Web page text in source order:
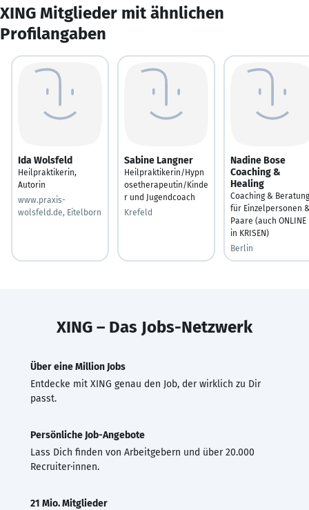
XING Mitglieder mit ähnlichen
Profilangaben
Ida Wolsfeld
Heilpraktikerin,
Autorin
www.praxis-
wolsfeld.de, Eitelborn
Sabine Langner
Heilpraktikerin/Hypn
osetherapeutin/Kinde
r und Jugendcoach
Krefeld
Nadine Bose
Coaching &
Healing
Coaching & Beratung
für Einzelpersonen
Paare (auch ONLINE
in KRISEN)
Berlin
XING – Das Jobs-Netzwerk
Über eine Million Jobs
Entdecke mit XING genau den Job, der wirklich zu Dir
passt.
Persönliche Job-Angebote
Lass Dich finden von Arbeitgebern und über 20.000
Recruiter·innen.
21 Mio. Mitglieder